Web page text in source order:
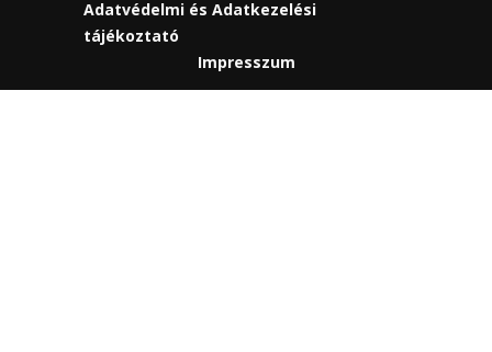
Adatvédelmi és Adatkezelési
tájékoztató
Impresszum